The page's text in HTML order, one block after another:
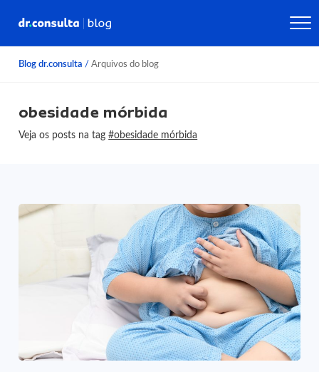
Blog dr.consulta / Arquivos do blog
obesidade mórbida
Veja os posts na tag#obesidade mórbida